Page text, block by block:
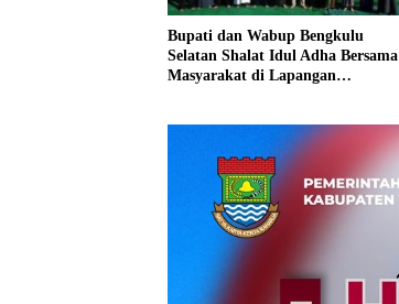
Bupati dan Wabup Bengkulu
Selatan Shalat Idul Adha Bersama
Masyarakat di Lapangan